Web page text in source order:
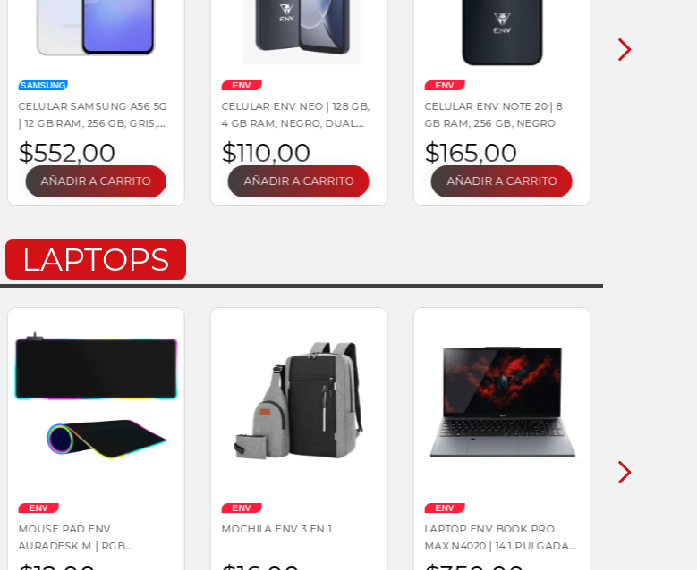
SAMSUNG
CELULAR SAMSUNG A56 5G
| 12 GB RAM, 256 GB, GRIS,
ANDROID
$552,00
AÑADIR A CARRITO
ENV
CELULAR ENV NEO | 128 GB,
4 GB RAM, NEGRO, DUAL
SIM
$110,00
AÑADIR A CARRITO
ENV
CELULAR ENV NOTE 20 | 8
GB RAM, 256 GB, NEGRO
$165,00
AÑADIR A CARRITO
LAPTOPS
ENV
MOUSE PAD ENV
AURADESK M | RGB
GAMING, ANTIDESLIZANTE
ENV
MOCHILA ENV 3 EN 1
ENV
LAPTOP ENV BOOK PRO
MAX N4020 | 14.1 PULGADAS
FHD 1920 X 1080, 8 GB RAM,